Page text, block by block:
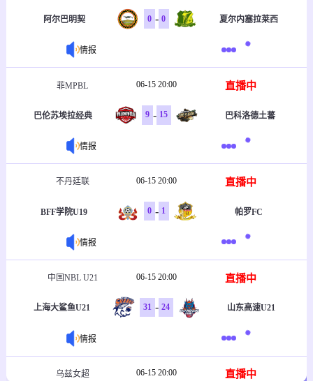
阿尔巴明契 0 - 0 夏尔内塞拉莱西
情报
菲MPBL 06-15 20:00 直播中
巴伦苏埃拉经典 9 - 15 巴科洛德土蕃
情报
不丹廷联 06-15 20:00 直播中
BFF学院U19 0 - 1 帕罗FC
情报
中国NBL U21 06-15 20:00 直播中
上海大鲨鱼U21 31 - 24 山东高速U21
情报
乌兹女超 06-15 20:00 直播中